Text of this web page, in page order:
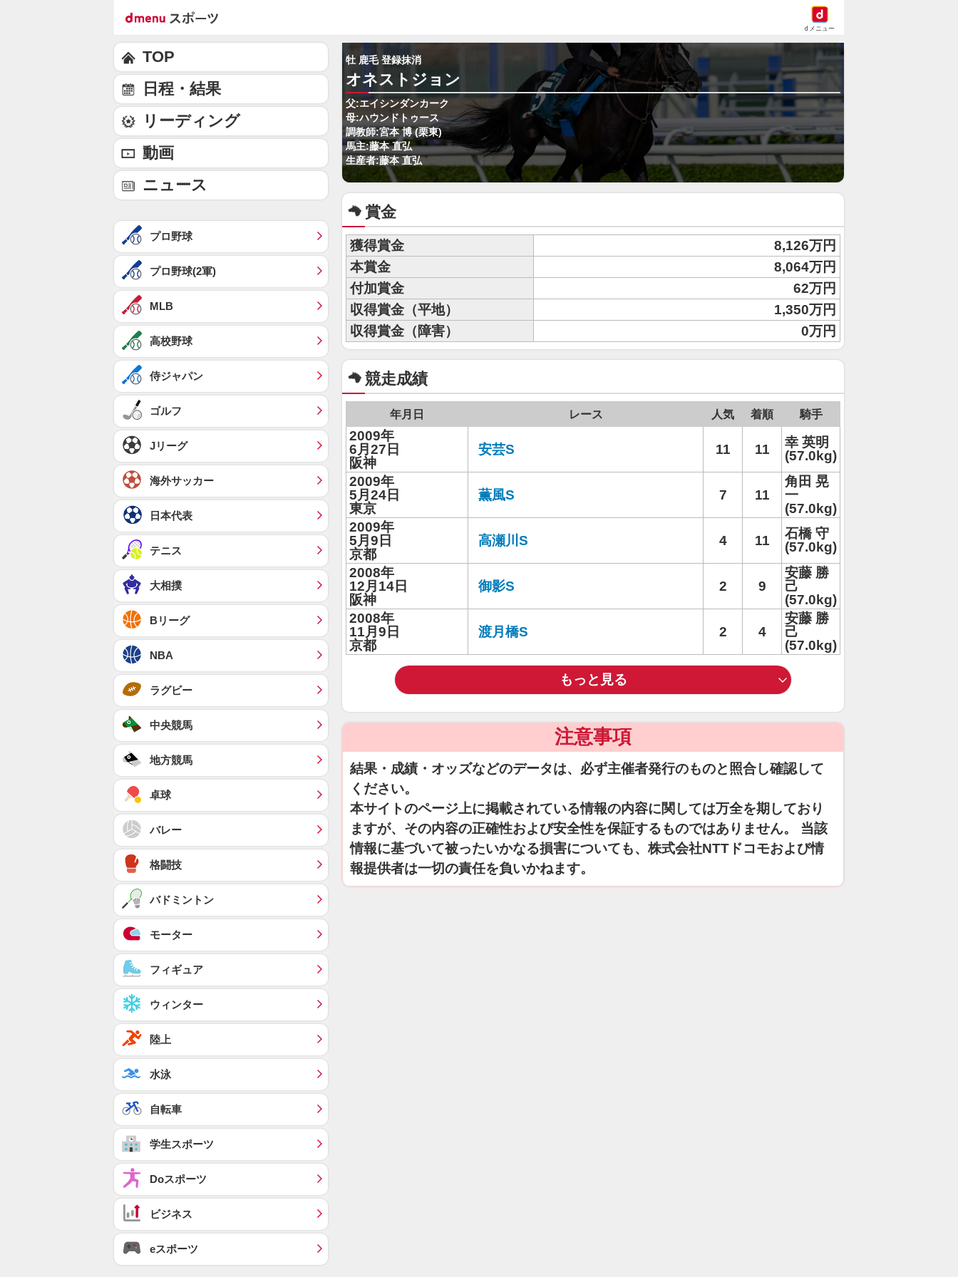
dメニュー
牡 鹿毛 登録抹消
オネストジョン
父:エイシンダンカーク
母:ハウンドトゥース
調教師:宮本 博 (栗東)
馬主:藤本 直弘
生産者:藤本 直弘
賞金
獲得賞金
8,126万円
本賞金
8,064万円
付加賞金
62万円
収得賞金（平地）
1,350万円
収得賞金（障害）
0万円
競走成績
年月日 レース 人気 着順 騎手
2009年
6月27日
阪神
安芸S 11 11
幸 英明
(57.0kg)
2009年
5月24日
東京
薫風S 7 11
角田 晃
一
(57.0kg)
2009年
5月9日
京都
高瀬川S 4 11
石橋 守
(57.0kg)
2008年
12月14日
阪神
御影S 2 9
安藤 勝
己
(57.0kg)
2008年
11月9日
京都
渡月橋S 2 4
安藤 勝
己
(57.0kg)
もっと見る
注意事項
結果・成績・オッズなどのデータは、必ず主催者発行のものと照合し確認して
ください。
本サイトのページ上に掲載されている情報の内容に関しては万全を期しており
ますが、その内容の正確性および安全性を保証するものではありません。 当該
情報に基づいて被ったいかなる損害についても、株式会社NTTドコモおよび情
報提供者は一切の責任を負いかねます。
TOP
日程・結果
リーディング
動画
ニュース
プロ野球
プロ野球(2軍)
MLB
高校野球
侍ジャパン
ゴルフ
Jリーグ
海外サッカー
日本代表
テニス
大相撲
Bリーグ
NBA
ラグビー
中央競馬
地方競馬
卓球
バレー
格闘技
バドミントン
モーター
フィギュア
ウィンター
陸上
水泳
自転車
学生スポーツ
Doスポーツ
ビジネス
eスポーツ